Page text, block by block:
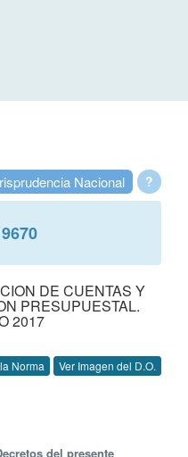
?
Nacional
DE CUENTAS Y
PRESUPUESTAL.
2017
Norma Ver Imagen del D.O.
del presente